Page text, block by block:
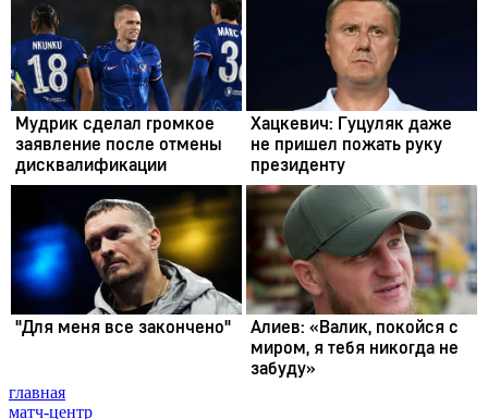
главная
матч-центр